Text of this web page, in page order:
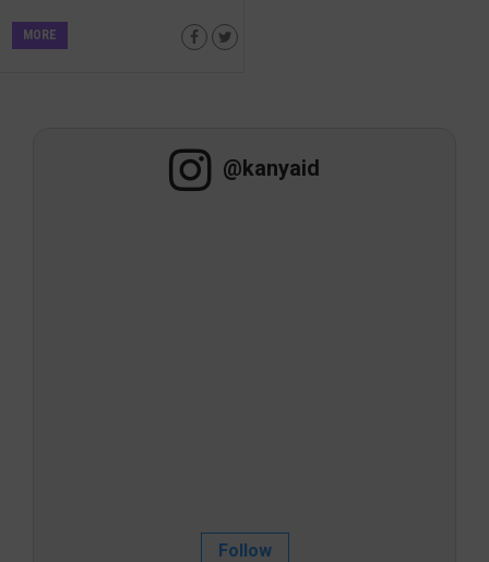
MORE
@kanyaid
Follow